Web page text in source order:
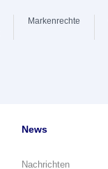
Markenrechte
News
Nachrichten